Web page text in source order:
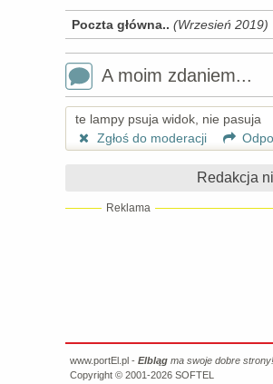
Poczta główna.. (Wrzesień 2019)
A moim zdaniem...
te lampy psuja widok, nie pasuja
Zgłoś do moderacji
Redakcja
Reklama
www.portEl.pl - Elbląg ma swoje dobre strony!
Copyright © 2001-2026 SOFTEL